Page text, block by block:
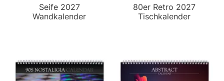
Seife 2027
Wandkalender
80er Retro 2027
Tischkalender